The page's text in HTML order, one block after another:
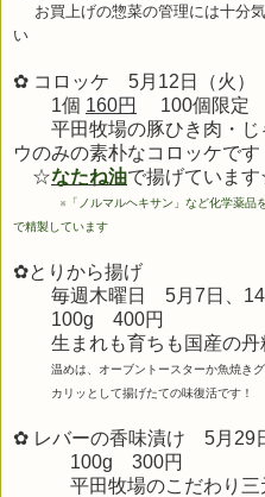
お買上げの惣菜の管理には十分
い
✿ コロッケ 5月12日（火）
1個 160円
100個限定
平田牧場の豚ひき肉・じ
ウのみの素朴なコロッケです
☆なたね油で揚げていま
※ 「ノルマルヘキサン」など化学薬品
で精製しています
✿とりから揚げ
毎週木曜日 5月7日、
100g 400円
生まれも育ちも 国産の
温めは、オーブントースターか魚焼き
カリッとして揚げたての味復活です！
✿ レバーの香味漬け 5月29
100g 300円
平田牧場のこだわり三